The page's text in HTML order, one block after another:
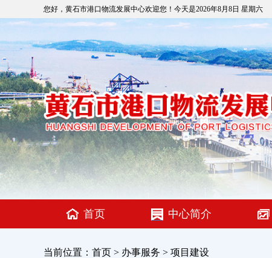
您好，黄石市港口物流发展中心欢迎您！今天是2026年8月8日 星期六
首页 中心简介
当前位置： 首页 > 办事服务 > 项目建设